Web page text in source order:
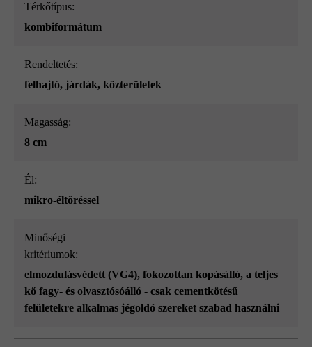
Térkőtípus:
kombiformátum
Rendeltetés:
felhajtó, járdák, közterületek
Magasság:
8 cm
él:
mikro-éltöréssel
Minőségi
kritériumok:
elmozdulásvédett (VG4), fokozottan kopásálló, a teljes
kő fagy- és olvasztósóálló - csak cementkötésű
felületekre alkalmas jégoldó szereket szabad használni